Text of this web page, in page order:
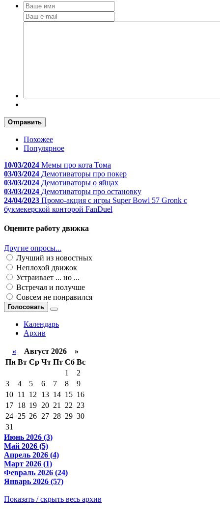
Отправить
Похожее
Популярное
10/03/2024 Мемы про кота Тома
03/03/2024 Демотиваторы про покер
03/03/2024 Демотиваторы о яйцах
03/03/2024 Демотиваторы про остановку
24/04/2023 Промо-акция с игры Super Bowl 57 Gronk с
букмекерской конторой FanDuel
Оцените работу движка
Другие опросы...
Лучший из новостных
Неплохой движок
Устраивает ... но ...
Встречал и получше
Совсем не понравился
Голосовать
Календарь
Архив
« Август 2026 »
Пн Вт Ср Чт Пт Сб Вс
1
2
3
4 5 6 7 8
9
10 11 12 13 14 15 16
17 18 19 20 21 22 23
24 25 26 27 28 29 30
31
Июнь 2026 (3)
Май 2026 (5)
Апрель 2026 (4)
Март 2026 (1)
Февраль 2026 (24)
Январь 2026 (57)
Показать / скрыть весь архив